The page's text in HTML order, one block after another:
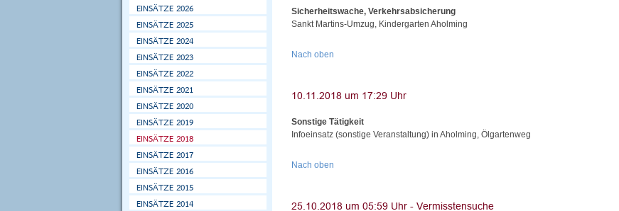
Sicherheitswache, Verkehrsabsicherung
Sankt Martins-Umzug, Kindergarten Aholming
Nach oben
Sonstige Tätigkeit
Infoeinsatz (sonstige Veranstaltung) in Aholming, Ölgartenweg
Nach oben